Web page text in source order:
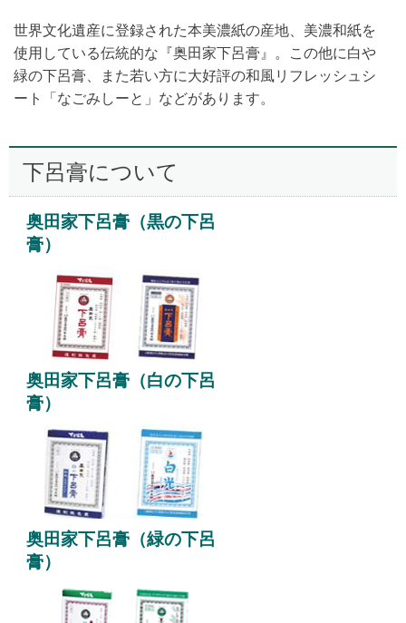
世界文化遺産に登録された本美濃紙の産地、美濃和紙を
使用している伝統的な『奥田家下呂膏』。この他に白や
緑の下呂膏、また若い方に大好評の和風リフレッシュシ
ート「なごみしーと」などがあります。
下呂膏について
奥田家下呂膏（黒の下呂
膏）
奥田家下呂膏（白の下呂
膏）
奥田家下呂膏（緑の下呂
膏）